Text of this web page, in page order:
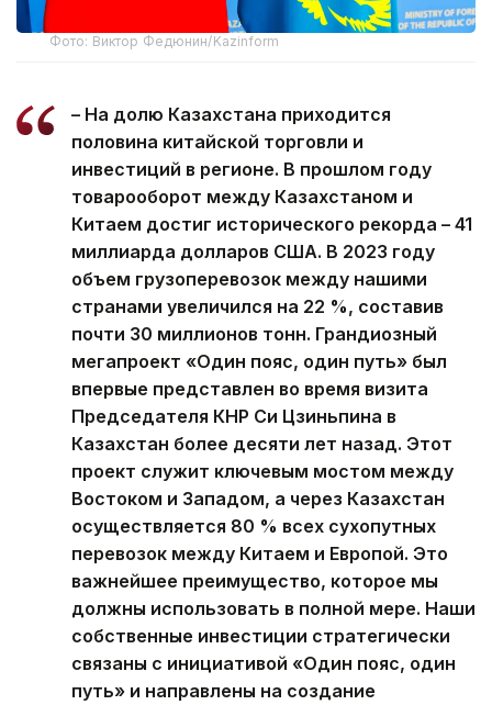
Фото: Виктор Федюнин/Kazinform
– На долю Казахстана приходится
половина китайской торговли и
инвестиций в регионе. В прошлом году
товарооборот между Казахстаном и
Китаем достиг исторического рекорда – 41
миллиарда долларов США. В 2023 году
объем грузоперевозок между нашими
странами увеличился на 22 %, составив
почти 30 миллионов тонн. Грандиозный
мегапроект «Один пояс, один путь» был
впервые представлен во время визита
Председателя КНР Си Цзиньпина в
Казахстан более десяти лет назад. Этот
проект служит ключевым мостом между
Востоком и Западом, а через Казахстан
осуществляется 80 % всех сухопутных
перевозок между Китаем и Европой. Это
важнейшее преимущество, которое мы
должны использовать в полной мере. Наши
собственные инвестиции стратегически
связаны с инициативой «Один пояс, один
путь» и направлены на создание